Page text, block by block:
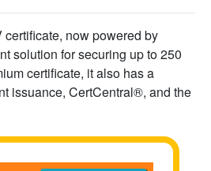
now powered by
solution for securing up to 250
certificate, it also has a
issuance, CertCentral®, and the